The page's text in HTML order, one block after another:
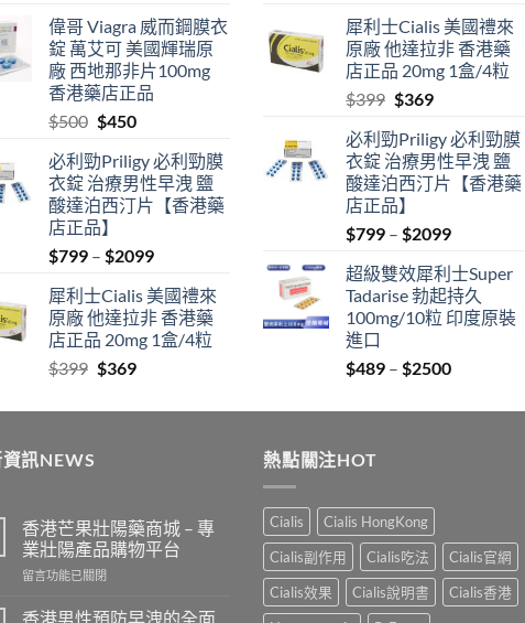
$489
through
$2500
偉哥 Viagra 威而鋼膜衣
錠 萬艾可 美國輝瑞原
廠 西地那非片100mg
香港藥店正品
$500 Original
was:
$500.
$450Current
is:
$450.
必利勁Priligy 必利勁膜
衣錠 治療男性早洩 鹽
酸達泊西汀片【香港藥
店正品】
$799 – $2099Price
$799
through
$2099
犀利士Cialis 美國禮來
原廠 他達拉非 香港藥
店正品 20mg 1盒/4粒
$399 Original
was:
$369Current
is:
was:
$500.
is:
$450.
犀利士Cialis 美國禮來
原廠 他達拉非 香港藥
店正品 20mg 1盒/4粒
$399 Original
was:
$399.
$369Current
is:
$369.
必利勁Priligy 必利勁膜
衣錠 治療男性早洩 鹽
酸達泊西汀片【香港藥
店正品】
$799 – $2099Price
$799
through
$2099
超級雙效犀利士Super
Tadarise 勃起持久
100mg/10粒 印度原裝
進口
$489 – $2500Price
$489
訊NEWS
香港芒果壯陽藥商城 – 專
業壯陽產品購物平台
在
港
留言功能已關閉
香港男性預防早洩的全面
熱點關注HOT
Cialis
Cialis HongKong
Cialis副作用
Cialis吃法
Cialis官網
Cialis效果
Cialis說明書
Cialis香港